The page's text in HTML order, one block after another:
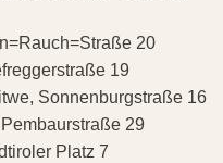
20
19
Sonnenburgstraße 16
29
Platz 7